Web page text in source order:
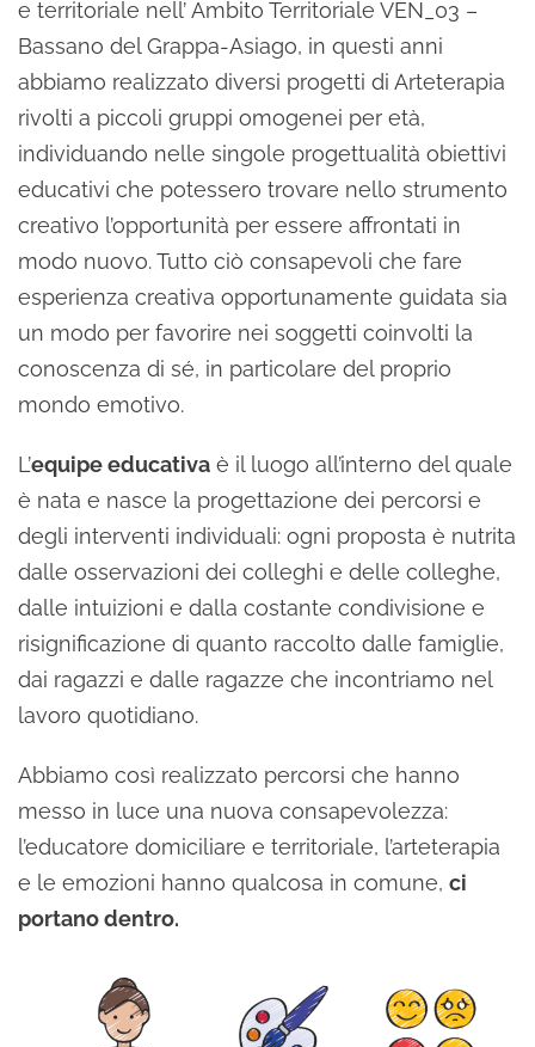
e territoriale nell’ Ambito Territoriale VEN_03 –
Bassano del Grappa-Asiago, in questi anni
abbiamo realizzato diversi progetti di Arteterapia
rivolti a piccoli gruppi omogenei per età,
individuando nelle singole progettualità obiettivi
educativi che potessero trovare nello strumento
creativo l’opportunità per essere affrontati in
modo nuovo. Tutto ciò consapevoli che fare
esperienza creativa opportunamente guidata sia
un modo per favorire nei soggetti coinvolti la
conoscenza di sé, in particolare del proprio
mondo emotivo.
L’equipe educativa è il luogo all’interno del quale
è nata e nasce la progettazione dei percorsi e
degli interventi individuali: ogni proposta è nutrita
dalle osservazioni dei colleghi e delle colleghe,
dalle intuizioni e dalla costante condivisione e
risignificazione di quanto raccolto dalle famiglie,
dai ragazzi e dalle ragazze che incontriamo nel
lavoro quotidiano.
Abbiamo così realizzato percorsi che hanno
messo in luce una nuova consapevolezza:
l’educatore domiciliare e territoriale, l’arteterapia
e le emozioni hanno qualcosa in comune, ci
portano dentro.